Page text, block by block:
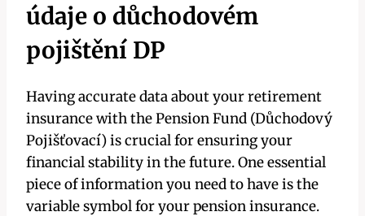
údaje o důchodovém
pojištění DP
Having accurate data about your retirement
insurance with the Pension Fund (Důchodový
Pojišťovací) is crucial for ensuring your
financial stability in the future. One essential
piece of information you need to have is the
variable symbol for your pension insurance.